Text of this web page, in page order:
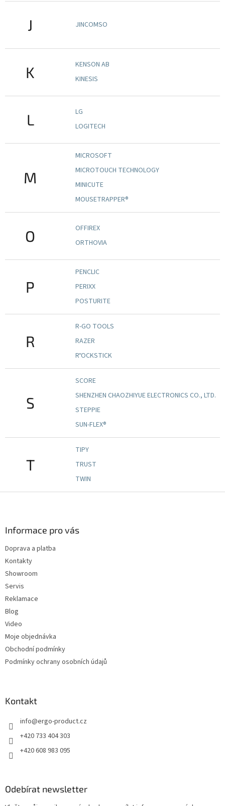
J JINCOMSO
K
KENSON AB
KINESIS
L
LG
LOGITECH
M
MICROSOFT
MICROTOUCH TECHNOLOGY
MINICUTE
MOUSETRAPPER®
O
OFFIREX
ORTHOVIA
P
PENCLIC
PERIXX
POSTURITE
R
R-GO TOOLS
RAZER
RὍCKSTICK
S
SCORE
SHENZHEN CHAOZHIYUE ELECTRONICS CO., LTD.
STEPPIE
SUN-FLEX®
T
TIPY
TRUST
TWIN
Informace pro vás
Doprava a platba
Kontakty
Showroom
Servis
Reklamace
Blog
Video
Moje objednávka
Obchodní podmínky
Podmínky ochrany osobních údajů
Kontakt
info@ergo-product.cz
+420 733 404 303
+420 608 983 095
Odebírat newsletter